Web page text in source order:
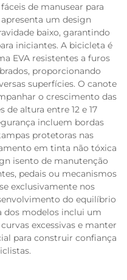
de manusear para
um design
baixo, garantindo
iniciantes. A bicicleta é
EVA resistentes a furos
proporcionando
superfícies. O canote
o crescimento das
altura entre 12 e 17
incluem bordas
protetoras nas
em tinta não tóxica
isento de manutenção
pedais ou mecanismos
exclusivamente nos
do equilíbrio
dos modelos inclui um
excessivas e manter
para construir confiança